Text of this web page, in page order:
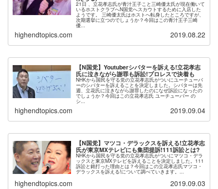
21日 、立花孝志氏が青汁王子こと三崎優太氏が現在働いて
いるホストクラブへN国党へスカウトするために入店した
ようです。 三崎優太氏はホストへ転身したところですが、
次期選挙に立つのでしょうか？今回はこの青汁王子三崎
優...
highendtopics.com 2019.08.22
【N国党】Youtuberシバターを訴える!立花孝志
氏に泣きながら謝罪も訴訟!プロレスで決着も
NHKから国民を守る党の立花孝志氏がついにユーチューバ
ーのシバターを訴えることを決定しました。シバターは先
週、立花氏に泣きながら謝罪したのになぜ訴訟になったの
でしょうか？今回はこの立花孝志氏 ユーチューバー の
シ...
highendtopics.com 2019.09.04
【N国党】マツコ・デラックスを訴える!立花孝志
氏が東京MXテレビにも集団提訴!111訴訟とは?
NHKから国民を守る党の立花孝志氏がついにマツコ・デラ
ックスと東京MXテレビを訴えることを決定しました。111
訴訟と銘打った理由とは？今回はこの立花孝志氏マツコ・
デラックスを訴える!について調べていきます。...
highendtopics.com 2019.09.03